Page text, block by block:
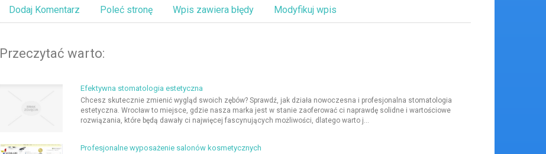
Dodaj Komentarz Poleć stronę Wpis zawiera błędy Modyfikuj wpis
Przeczytać warto:
Efektywna stomatologia estetyczna
Chcesz skutecznie zmienić wygląd swoich zębów? Sprawdź, jak działa nowoczesna i profesjonalna stomatologia
estetyczna. Wrocław to miejsce, gdzie nasza marka jest w stanie zaoferować ci naprawdę solidne i wartościowe
rozwiązania, które będą dawały ci najwięcej fascynujących możliwości, dlatego warto j...
Profesjonalne wyposażenie salonów kosmetycznych